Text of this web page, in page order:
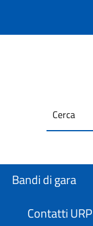
da
Bandi di gara
Contatti URP